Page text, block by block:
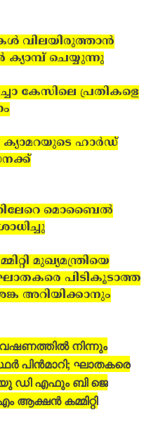
വിലയിരുത്താന്‍
ചെയ്യുന്നു
കേസിലെ പ്രതികളെ
ക്യാമറയുടെ ഹാര്‍ഡ്
മൊബൈല്‍
മുഖ്യമന്ത്രിയെ
പിടികൂടാത്ത
അറിയിക്കാനും
നിന്നും
പിന്‍മാറി; ഘാതകരെ
യു ഡി എഫും ബി ജെ
ആക്ഷന്‍ കമ്മിറ്റി